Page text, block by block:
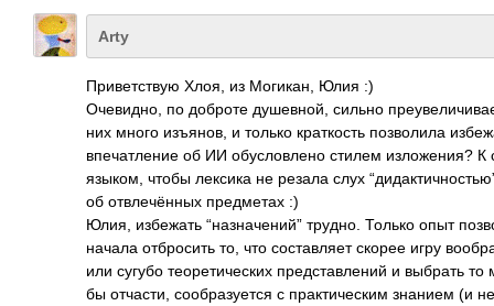
Arty
Приветствую Хлоя, из Могикан, Юлия :)
Очевидно, по доброте душевной, сильно
них много изъянов, и только краткость позволила
впечатление об ИИ обусловлено стилем изложения?
языком, чтобы лексика не резала слух
об отвлечённых предметах :)
Юлия, избежать “назначений” трудно. Только опыт
начала отбросить то, что составляет скорее игру
или сугубо теоретических представлений и выбрать
бы отчасти, сообразуется с практическим знанием (и